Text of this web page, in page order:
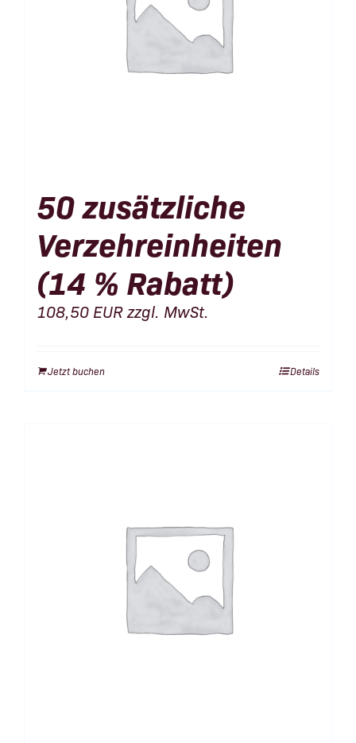
50 zusätzliche
Verzehreinheiten
(14 % Rabatt)
108,50 EURzzgl. MwSt.
Jetzt buchen Details